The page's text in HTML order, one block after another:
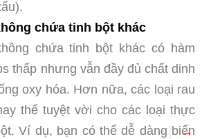
chứa tinh bột khác
chứa tinh bột khác có hàm
thấp nhưng vẫn đầy đủ chất dinh
oxy hóa. Hơn nữa, các loại rau
thế tuyệt vời cho các loại thực
Ví dụ, bạn có thể dễ dàng biến
→